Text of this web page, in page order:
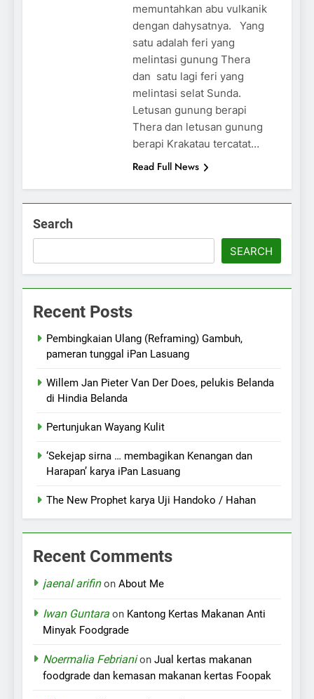
memuntahkan abu vulkanik
dengan dahysatnya. Yang
satu adalah feri yang
melintasi gunung Thera
dan satu lagi feri yang
melintasi selat Sunda.
Letusan gunung berapi
Thera dan letusan gunung
berapi Krakatau tercatat…
Read Full News
Search
SEARCH
Recent Posts
Pembingkaian Ulang (Reframing) Gambuh,
pameran tunggal iPan Lasuang
Willem Jan Pieter Van Der Does, pelukis Belanda
di Hindia Belanda
Pertunjukan Wayang Kulit
‘Sekejap sirna … membagikan Kenangan dan
Harapan’ karya iPan Lasuang
The New Prophet karya Uji Handoko / Hahan
Recent Comments
jaenal arifinon About Me
Iwan Guntara on Kantong Kertas Makanan Anti
Minyak Foodgrade
Noermalia Febrianion Jual kertas makanan
foodgrade dan kemasan makanan kertas Foopak